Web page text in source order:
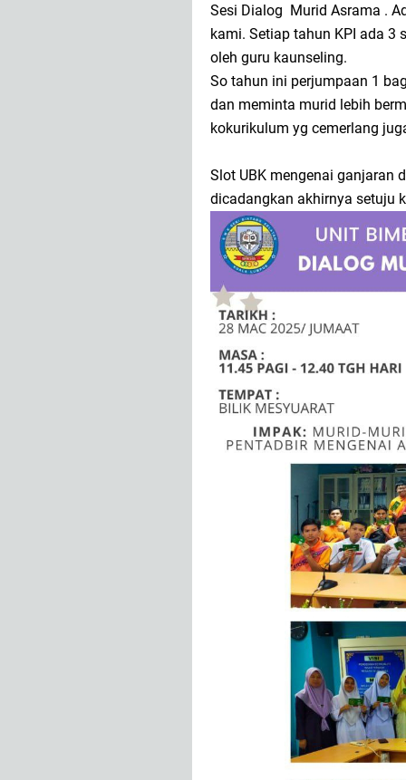
Sesi Dialog Murid Asrama .
kami. Setiap tahun KPI ada 3
oleh guru kaunseling.
So tahun ini perjumpaan 1
dan meminta murid lebih
kokurikulum yg cemerlang
Slot UBK mengenai ganjaran
dicadangkan akhirnya setuju